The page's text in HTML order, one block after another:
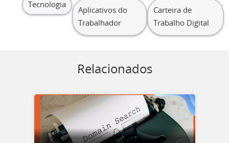
Tecnologia
Aplicativos do
Trabalhador
Carteira de
Trabalho Digital
Relacionados